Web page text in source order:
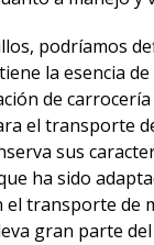
podríamos
la esencia
de carrocería
el transporte
sus
ha sido
el transporte de
gran parte